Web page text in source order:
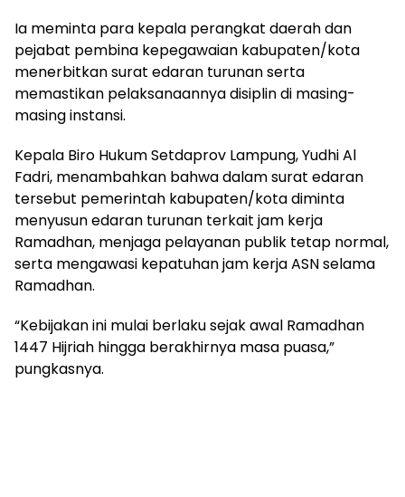
Ia meminta para kepala perangkat daerah dan
pejabat pembina kepegawaian kabupaten/kota
menerbitkan surat edaran turunan serta
memastikan pelaksanaannya disiplin di masing-
masing instansi.
Kepala Biro Hukum Setdaprov Lampung, Yudhi Al
Fadri, menambahkan bahwa dalam surat edaran
tersebut pemerintah kabupaten/kota diminta
menyusun edaran turunan terkait jam kerja
Ramadhan, menjaga pelayanan publik tetap normal,
serta mengawasi kepatuhan jam kerja ASN selama
Ramadhan.
“Kebijakan ini mulai berlaku sejak awal Ramadhan
1447 Hijriah hingga berakhirnya masa puasa,”
pungkasnya.